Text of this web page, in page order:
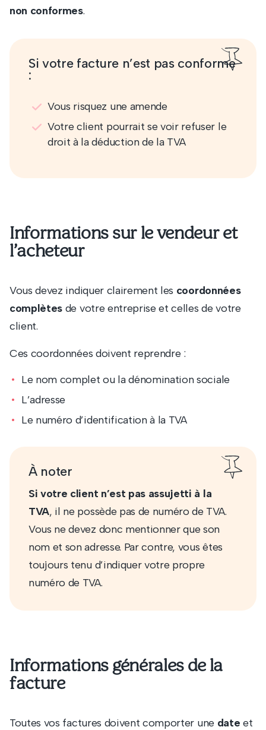
non conformes.
Si votre facture n’est pas conforme
:
Vous risquez une amende
Votre client pourrait se voir refuser le
droit à la déduction de la TVA
Informations sur le vendeur et
l’acheteur
Vous devez indiquer clairement les coordonnées
complètes de votre entreprise et celles de votre
client.
Ces coordonnées doivent reprendre :
Le nom complet ou la dénomination sociale
L’adresse
Le numéro d’identification à la TVA
À noter
Si votre client n’est pas assujetti à la
TVA, il ne possède pas de numéro de TVA.
Vous ne devez donc mentionner que son
nom et son adresse. Par contre, vous êtes
toujours tenu d’indiquer votre propre
numéro de TVA.
Informations générales de la
facture
Toutes vos factures doivent comporter une date et